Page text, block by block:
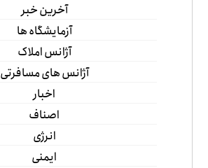
آخرین خبر
آزمایشگاه ها
آژانس املاک
آژانس های مسافرتی
اخبار
اصناف
انرژی
ایمنی